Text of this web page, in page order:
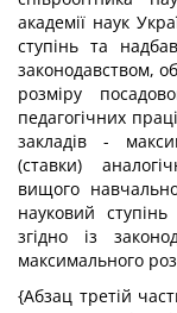
академії наук
ступінь та
законодавством,
розміру
педагогічних
закладів -
(ставки)
вищого
науковий
згідно із
максимального
{Абзац третій